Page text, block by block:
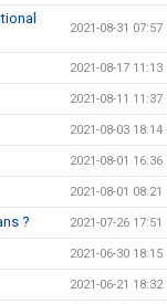
2021-08-31 07:57
2021-08-17 11:13
2021-08-11 11:37
2021-08-03 18:14
2021-08-01 16:36
2021-08-01 08:21
? 2021-07-26 17:51
2021-06-30 18:15
2021-06-21 18:32